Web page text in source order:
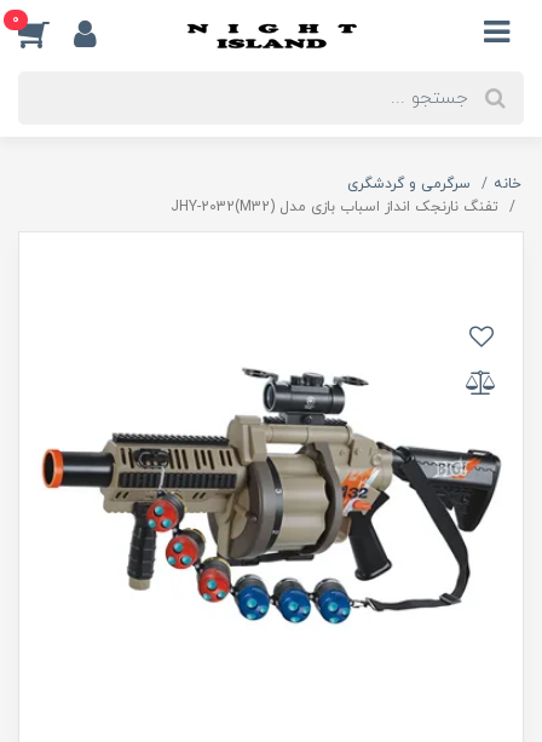
0
خانه
سرگرمی و گردشگری
تفنگ نارنجک انداز اسباب بازی مدل JHY-2032(M32)